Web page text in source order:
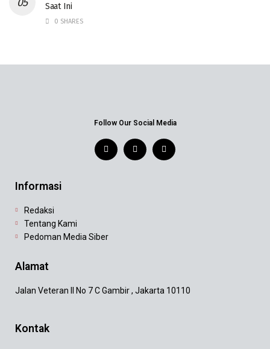
Saat Ini
0 SHARES
Follow Our Social Media
Informasi
Redaksi
Tentang Kami
Pedoman Media Siber
Alamat
Jalan Veteran II No 7 C Gambir , Jakarta 10110
Kontak